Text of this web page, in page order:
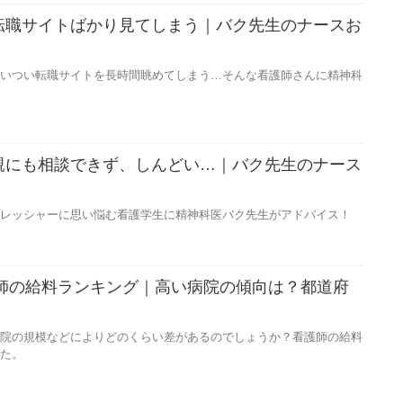
サイトばかり見てしまう｜バク先生のナースお
つい転職サイトを長時間眺めてしまう…そんな看護師さんに精神科
にも相談できず、しんどい…｜バク先生のナース
ッシャーに思い悩む看護学生に精神科医バク先生がアドバイス！
の給料ランキング｜高い病院の傾向は？都道府
の規模などによりどのくらい差があるのでしょうか？看護師の給料
。